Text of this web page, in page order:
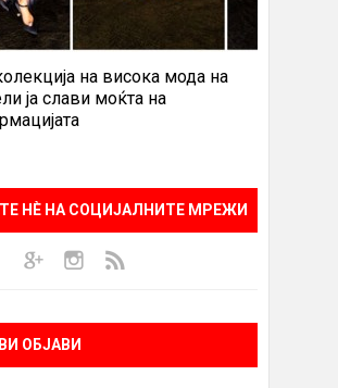
на висока мода на
ја слави моќта на
НÈ НА СОЦИЈАЛНИТЕ МРЕЖИ
ОБЈАВИ